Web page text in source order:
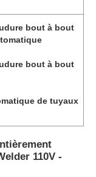
bout à bout
bout à bout
de tuyaux
110V -